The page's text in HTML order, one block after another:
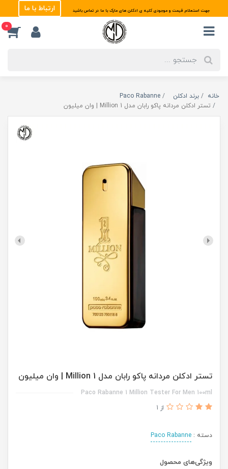
جهت استعلام قیمت و موجودی کلیه ی ادکلن های مارک با ما در تماس باشید ارتباط با ما
0
خانه برند ادکلن
Paco Rabanne
تستر ادکلن مردانه پاکو رابان مدل 1 Million | وان میلیون
تستر ادکلن مردانه پاکو رابان مدل 1 Million | وان میلیون
Paco Rabanne 1 Million Tester For Men 100ml
از 1
دسته : Paco Rabanne
ویژگی‌های محصول